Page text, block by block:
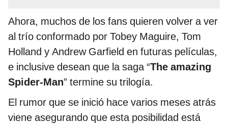
Ahora, muchos de los fans quieren volver a ver
al trío conformado por Tobey Maguire, Tom
Holland y Andrew Garfield en futuras películas,
e inclusive desean que la saga “The amazing
Spider-Man” termine su trilogía.
El rumor que se inició hace varios meses atrás
viene asegurando que esta posibilidad está